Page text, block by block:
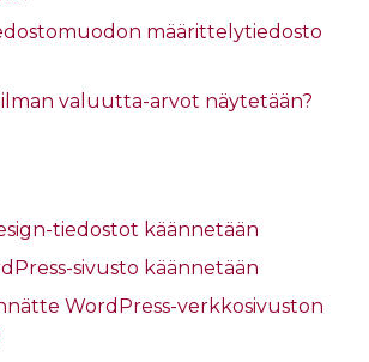
määrittelytiedosto
valuutta-arvot näytetään?
tiedostot käännetään
sivusto käännetään
WordPress-verkkosivuston